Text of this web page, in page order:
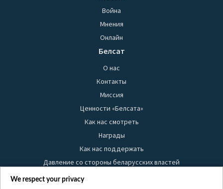
Война
Мнения
Онлайн
Белсат
О нас
Контакты
Миссия
Ценности «Белсата»
Как нас смотреть
Награды
Как нас поддержать
Давление со стороны беларусских властей
Правила использования материалов
We respect your privacy